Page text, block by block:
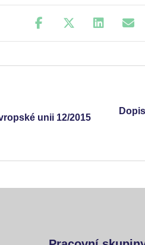
unii 12/2015